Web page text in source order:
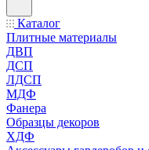
Каталог
Плитные материалы
ДВП
ДСП
ЛДСП
МДФ
Фанера
Образцы декоров
ХДФ